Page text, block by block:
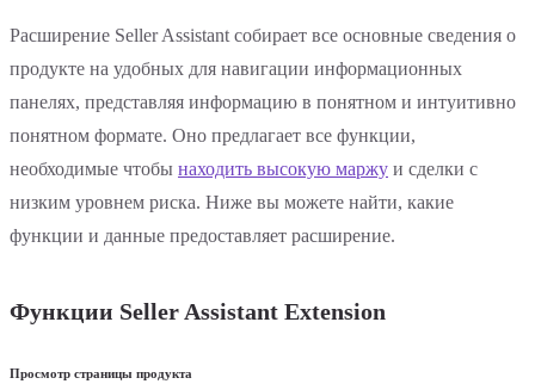
Расширение Seller Assistant собирает все основные сведения о
продукте на удобных для навигации информационных
панелях, представляя информацию в понятном и интуитивно
понятном формате. Оно предлагает все функции,
необходимые чтобы находить высокую маржу и сделки с
низким уровнем риска. Ниже вы можете найти, какие
функции и данные предоставляет расширение.
Функции Seller Assistant Extension
Просмотр страницы продукта